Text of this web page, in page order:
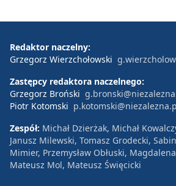
Redaktor naczelny:
Grzegorz Wierzchołowski
Zastępcy redaktora naczelnego:
Grzegorz Broński
Piotr Kotomski
Zespół: Michał Dzierżak, Michał
Janusz Milewski, Tomasz Grodecki,
Mimier, Przemysław Obłuski,
Mateusz Mol, Mateusz Święcicki